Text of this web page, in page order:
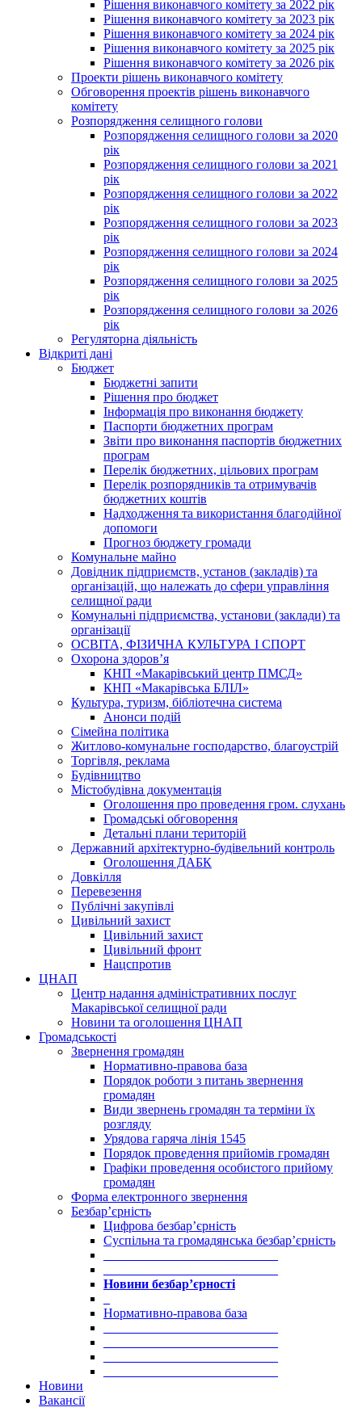
Рішення виконавчого комітету за 2022 рік
Рішення виконавчого комітету за 2023 рік
Рішення виконавчого комітету за 2024 рік
Рішення виконавчого комітету за 2025 рік
Рішення виконавчого комітету за 2026 рік
Проекти рішень виконавчого комітету
Обговорення проектів рішень виконавчого
комітету
Розпорядження селищного голови
Розпорядження селищного голови за 2020
рік
Розпорядження селищного голови за 2021
рік
Розпорядження селищного голови за 2022
рік
Розпорядження селищного голови за 2023
рік
Розпорядження селищного голови за 2024
рік
Розпорядження селищного голови за 2025
рік
Розпорядження селищного голови за 2026
рік
Регуляторна діяльність
Відкриті дані
Бюджет
Бюджетні запити
Рішення про бюджет
Інформація про виконання бюджету
Паспорти бюджетних програм
Звіти про виконання паспортів бюджетних
програм
Перелік бюджетних, цільових програм
Перелік розпорядників та отримувачів
бюджетних коштів
Надходження та використання благодійної
допомоги
Прогноз бюджету громади
Комунальне майно
Довідник підприємств, установ (закладів) та
організацій, що належать до сфери управління
селищної ради
Комунальні підприємства, установи (заклади) та
організації
ОСВІТА, ФІЗИЧНА КУЛЬТУРА І СПОРТ
Охорона здоров’я
КНП «Макарівський центр ПМСД»
КНП «Макарівська БЛІЛ»
Культура, туризм, бібліотечна система
Анонси подій
Сімейна політика
Житлово-комунальне господарство, благоустрій
Торгівля, реклама
Будівництво
Містобудівна документація
Оголошення про проведення гром. слухань
Громадські обговорення
Детальні плани територій
Державний архітектурно-будівельний контроль
Оголошення ДАБК
Довкілля
Перевезення
Публічні закупівлі
Цивільний захист
Цивільний захист
Цивільний фронт
Нацспротив
ЦНАП
Центр надання адміністративних послуг
Макарівської селищної ради
Новини та оголошення ЦНАП
Громадськості
Звернення громадян
Нормативно-правова база
Порядок роботи з питань звернення
громадян
Види звернень громадян та терміни їх
розгляду
Урядова гаряча лінія 1545
Порядок проведення прийомів громадян
Графіки проведення особистого прийому
громадян
Форма електронного звернення
Безбар’єрність
Цифрова безбар’єрність
Суспільна та громадянська безбар’єрність
Новини безбар’єрності
Нормативно-правова база
Новини
Вакансії